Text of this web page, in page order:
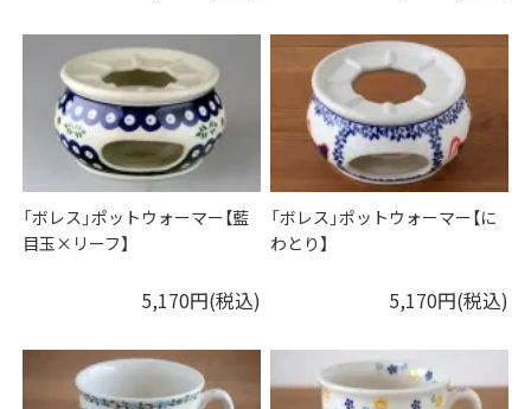
「ボレス」ポットウォーマー【藍
目玉×リーフ】
5,170円(税込)
「ボレス」ポットウォーマー【に
わとり】
5,170円(税込)